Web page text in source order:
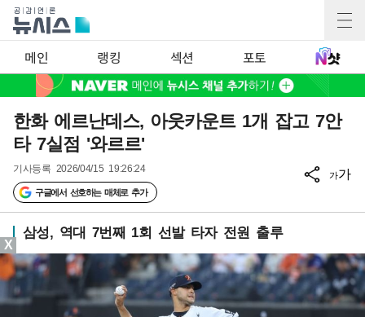
메인 랭킹 섹션 포토
한화 에르난데스, 아웃카운트 1개 잡고 7안
타 7실점 '와르르'
기사등록 2026/04/15 19:26:24
구글에서 선호하는 매체로 추가
가가
삼성, 역대 7번째 1회 선발 타자 전원 출루
X